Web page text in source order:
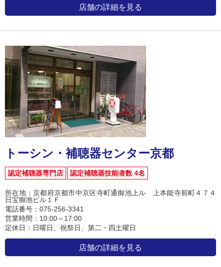
店舗の詳細を見る
トーシン・補聴器センター京都
認定補聴器専門店 認定補聴器技能者数 4名
所在地：京都府京都市中京区寺町通御池上ル 上本能寺前町４７４
日宝御池ビル１Ｆ
電話番号：075-256-3341
営業時間：10:00～17:00
定休日：日曜日、祝祭日、第二・四土曜日
店舗の詳細を見る